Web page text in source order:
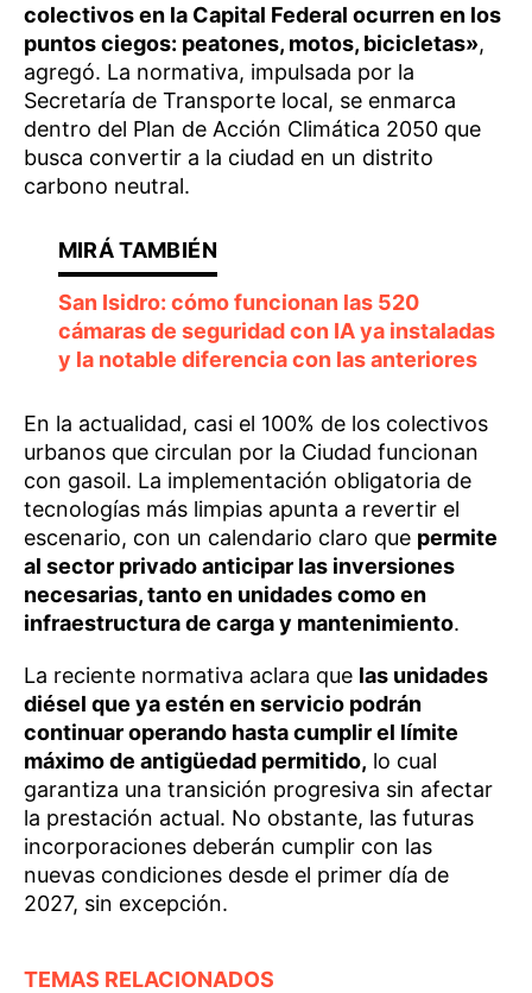
colectivos en la Capital Federal ocurren en los
puntos ciegos: peatones, motos, bicicletas»,
agregó. La normativa, impulsada por la
Secretaría de Transporte local, se enmarca
dentro del Plan de Acción Climática 2050 que
busca convertir a la ciudad en un distrito
carbono neutral.
San Isidro: cómo funcionan las 520
cámaras de seguridad con IA ya instaladas
y la notable diferencia con las anteriores
En la actualidad, casi el 100% de los colectivos
urbanos que circulan por la Ciudad funcionan
con gasoil. La implementación obligatoria de
tecnologías más limpias apunta a revertir el
escenario, con un calendario claro que permite
al sector privado anticipar las inversiones
necesarias, tanto en unidades como en
infraestructura de carga y mantenimiento.
La reciente normativa aclara que las unidades
diésel que ya estén en servicio podrán
continuar operando hasta cumplir el límite
máximo de antigüedad permitido, lo cual
garantiza una transición progresiva sin afectar
la prestación actual. No obstante, las futuras
incorporaciones deberán cumplir con las
nuevas condiciones desde el primer día de
2027, sin excepción.
TEMAS RELACIONADOS